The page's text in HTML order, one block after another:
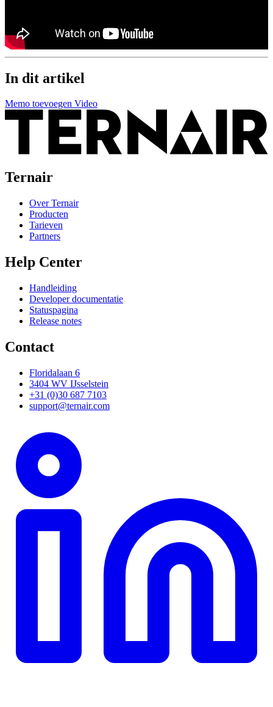
In dit artikel
Memo toevoegen Video
Ternair
Over Ternair
Producten
Tarieven
Partners
Help Center
Handleiding
Developer documentatie
Statuspagina
Release notes
Contact
Floridalaan 6
3404 WV IJsselstein
+31 (0)30 687 7103
support@ternair.com